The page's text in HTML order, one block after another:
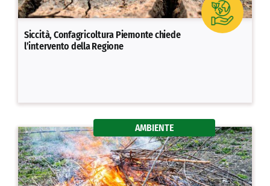
Siccità, Confagricoltura Piemonte chiede
l’intervento della Regione
AMBIENTE